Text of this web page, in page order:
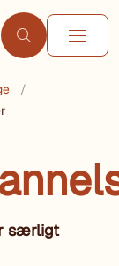
særligt